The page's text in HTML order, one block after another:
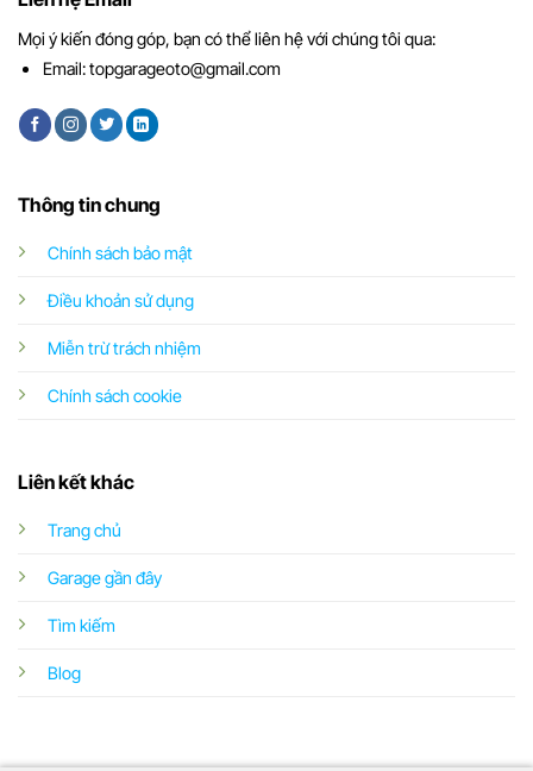
Thông tin chung
Chính sách bảo mật
Điều khoản sử dụng
Miễn trừ trách nhiệm
Chính sách cookie
Liên kết khác
Trang chủ
Garage gần đây
Tìm kiếm
Blog
Mọi ý kiến đóng góp, bạn có thể liên hệ với chúng tôi qua:
Email:topgarageoto@gmail.com